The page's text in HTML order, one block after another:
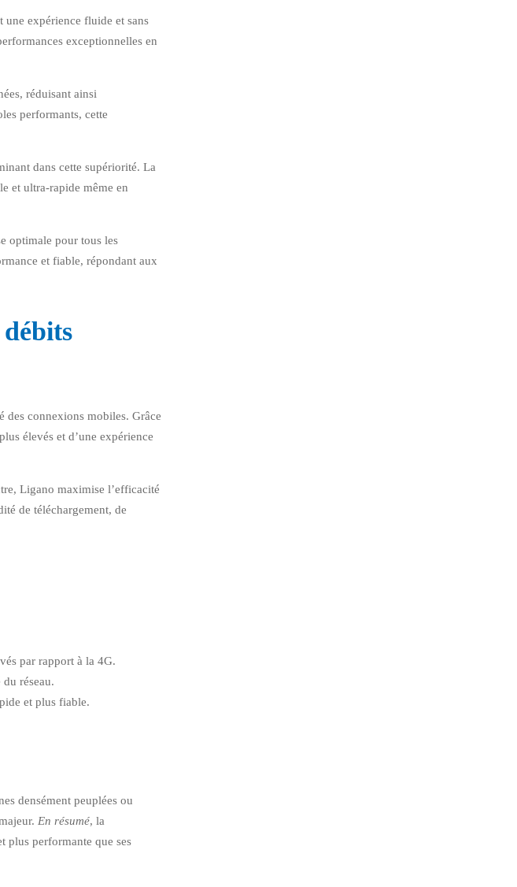
une expérience fluide et sans
exceptionnelles en
réduisant ainsi
performants, cette
dans cette supériorité. La
et ultra-rapide même en
optimale pour tous les
et fiable, répondant aux
des connexions mobiles. Grâce
élevés et d’une expérience
Ligano maximise l’efficacité
de téléchargement, de
par rapport à la 4G.
réseau.
et plus fiable.
densément peuplées ou
En résumé, la
plus performante que ses